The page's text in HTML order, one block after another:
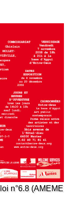
n°6.8 (AMEME